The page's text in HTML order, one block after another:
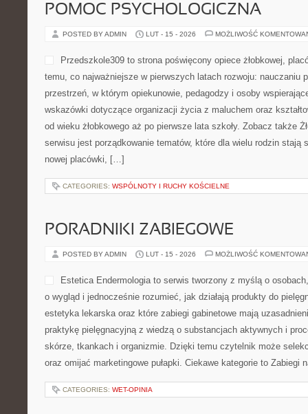
POMOC PSYCHOLOGICZNA
POSTED BY ADMIN LUT - 15 - 2026 MOŻLIWOŚĆ
Przedszkole309 to strona poświęcony opiece żłobkowej,
temu, co najważniejsze w pierwszych latach rozwoju: nauczaniu
przestrzeń, w którym opiekunowie, pedagodzy i osoby
wskazówki dotyczące organizacji życia z maluchem oraz
od wieku żłobkowego aż po pierwsze lata szkoły. Zobacz także
serwisu jest porządkowanie tematów, które dla wielu rodzin stają
nowej placówki, […]
CATEGORIES: WSPÓLNOTY I RUCHY KOŚCIELNE
PORADNIKI ZABIEGOWE
POSTED BY ADMIN LUT - 15 - 2026 MOŻLIWOŚĆ
Estetica Endermologia to serwis tworzony z myślą o
o wygląd i jednocześnie rozumieć, jak działają produkty do
estetyka lekarska oraz które zabiegi gabinetowe mają
praktykę pielęgnacyjną z wiedzą o substancjach aktywnych i
skórze, tkankach i organizmie. Dzięki temu czytelnik może
oraz omijać marketingowe pułapki. Ciekawe kategorie to Zabiegi
CATEGORIES: WET-OPINIA